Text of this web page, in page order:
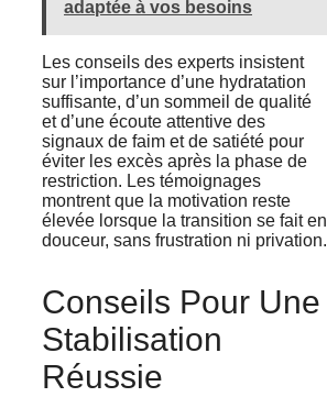
adaptée à vos besoins
Les conseils des experts insistent
sur l’importance d’une hydratation
suffisante, d’un sommeil de qualité
et d’une écoute attentive des
signaux de faim et de satiété pour
éviter les excès après la phase de
restriction. Les témoignages
montrent que la motivation reste
élevée lorsque la transition se fait en
douceur, sans frustration ni privation.
Conseils Pour Une
Stabilisation
Réussie